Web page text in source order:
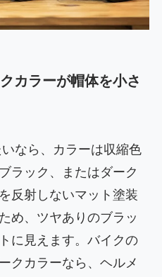
カラーが帽体を小さ
なら、カラーは収縮色
ラック、またはダーク
反射しないマット塗装
め、ツヤありのブラッ
に見えます。バイクの
クカラーなら、ヘルメ